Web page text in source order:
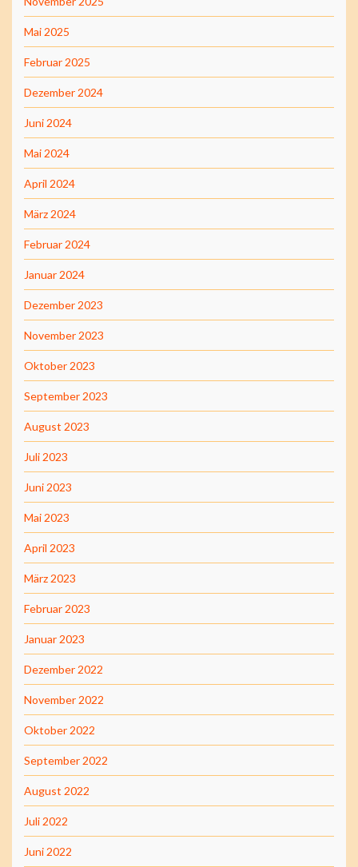
Mai 2025
Februar 2025
Dezember 2024
Juni 2024
Mai 2024
April 2024
März 2024
Februar 2024
Januar 2024
Dezember 2023
November 2023
Oktober 2023
September 2023
August 2023
Juli 2023
Juni 2023
Mai 2023
April 2023
März 2023
Februar 2023
Januar 2023
Dezember 2022
November 2022
Oktober 2022
September 2022
August 2022
Juli 2022
Juni 2022